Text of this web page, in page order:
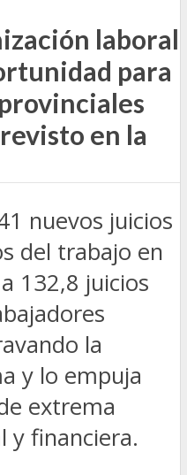
laboral
para
en la
nuevos juicios
del trabajo en
132,8 juicios
la
y lo empuja
extrema
y financiera.